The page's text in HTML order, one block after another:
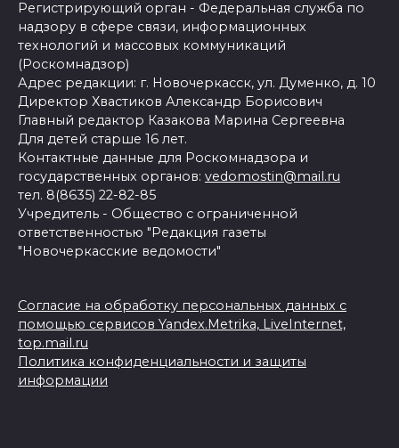
Регистрирующий орган - Федеральная служба по
надзору в сфере связи, информационных
технологий и массовых коммуникаций
(Роскомнадзор)
Адрес редакции: г. Новочеркасск, ул. Думенко, д. 10
Директор Хвастиков Александр Борисович
Главный редактор Казакова Марина Сергеевна
Для детей старше 16 лет.
Контактные данные для Роскомнадзора и
государственных органов: vedomostin@mail.ru
тел. 8(8635) 22-82-85
Учредитель - Общество с ограниченной
ответственностью "Редакция газеты
"Новочеркасские ведомости"
Согласие на обработку персональных данных с
помощью сервисов Yandex.Metrika, LiveInternet,
top.mail.ru
Политика конфиденциальности и защиты
информации